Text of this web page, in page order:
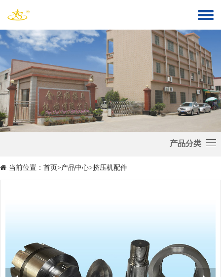
产品分类
具
加
温
炉
单
孔
模
具
多
孔
模
具
挤
压
机
件 当前位置： 首页 > 产品中心>挤压机配件